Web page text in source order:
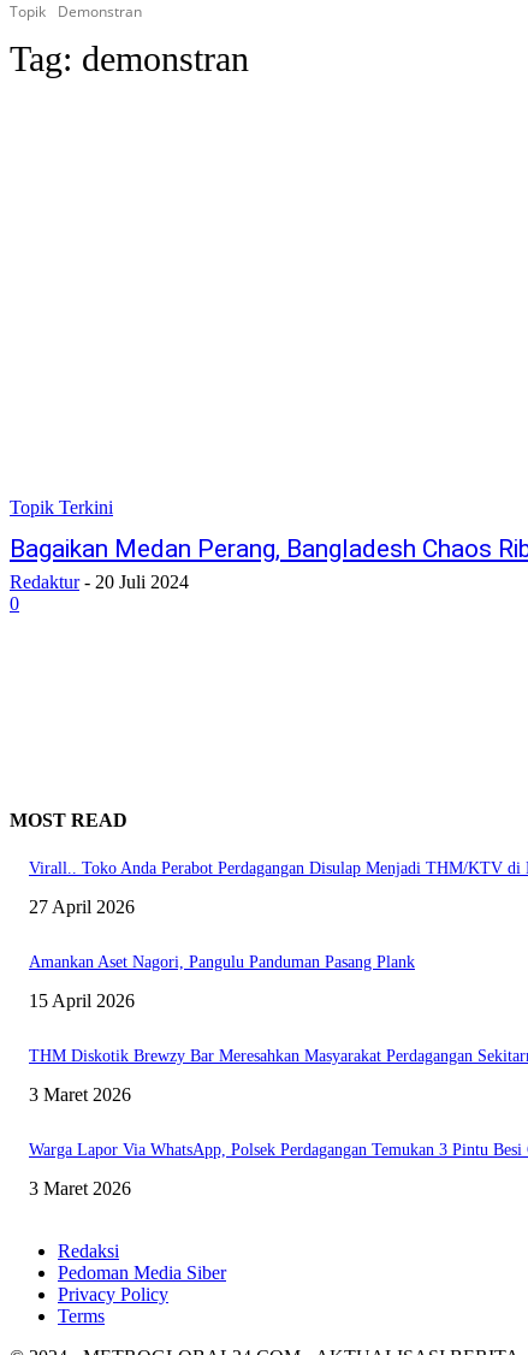
Topik Demonstran
Tag: demonstran
Topik Terkini
Bagaikan Medan Perang, Bangladesh Chaos
Redaktur - 20 Juli 2024
0
MOST READ
Virall.. Toko Anda Perabot Perdagangan Disulap Menjadi THM/KTV di
27 April 2026
Amankan Aset Nagori, Pangulu Panduman Pasang Plank
15 April 2026
THM Diskotik Brewzy Bar Meresahkan Masyarakat Perdagangan
3 Maret 2026
Warga Lapor Via WhatsApp, Polsek Perdagangan Temukan 3 Pintu
3 Maret 2026
Redaksi
Pedoman Media Siber
Privacy Policy
Terms